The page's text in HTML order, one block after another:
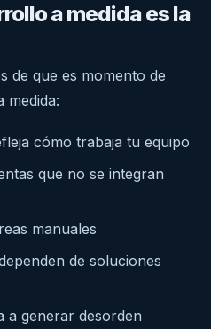
a medida es la
de que es momento de
medida:
cómo trabaja tu equipo
que no se integran
manuales
de soluciones
a generar desorden